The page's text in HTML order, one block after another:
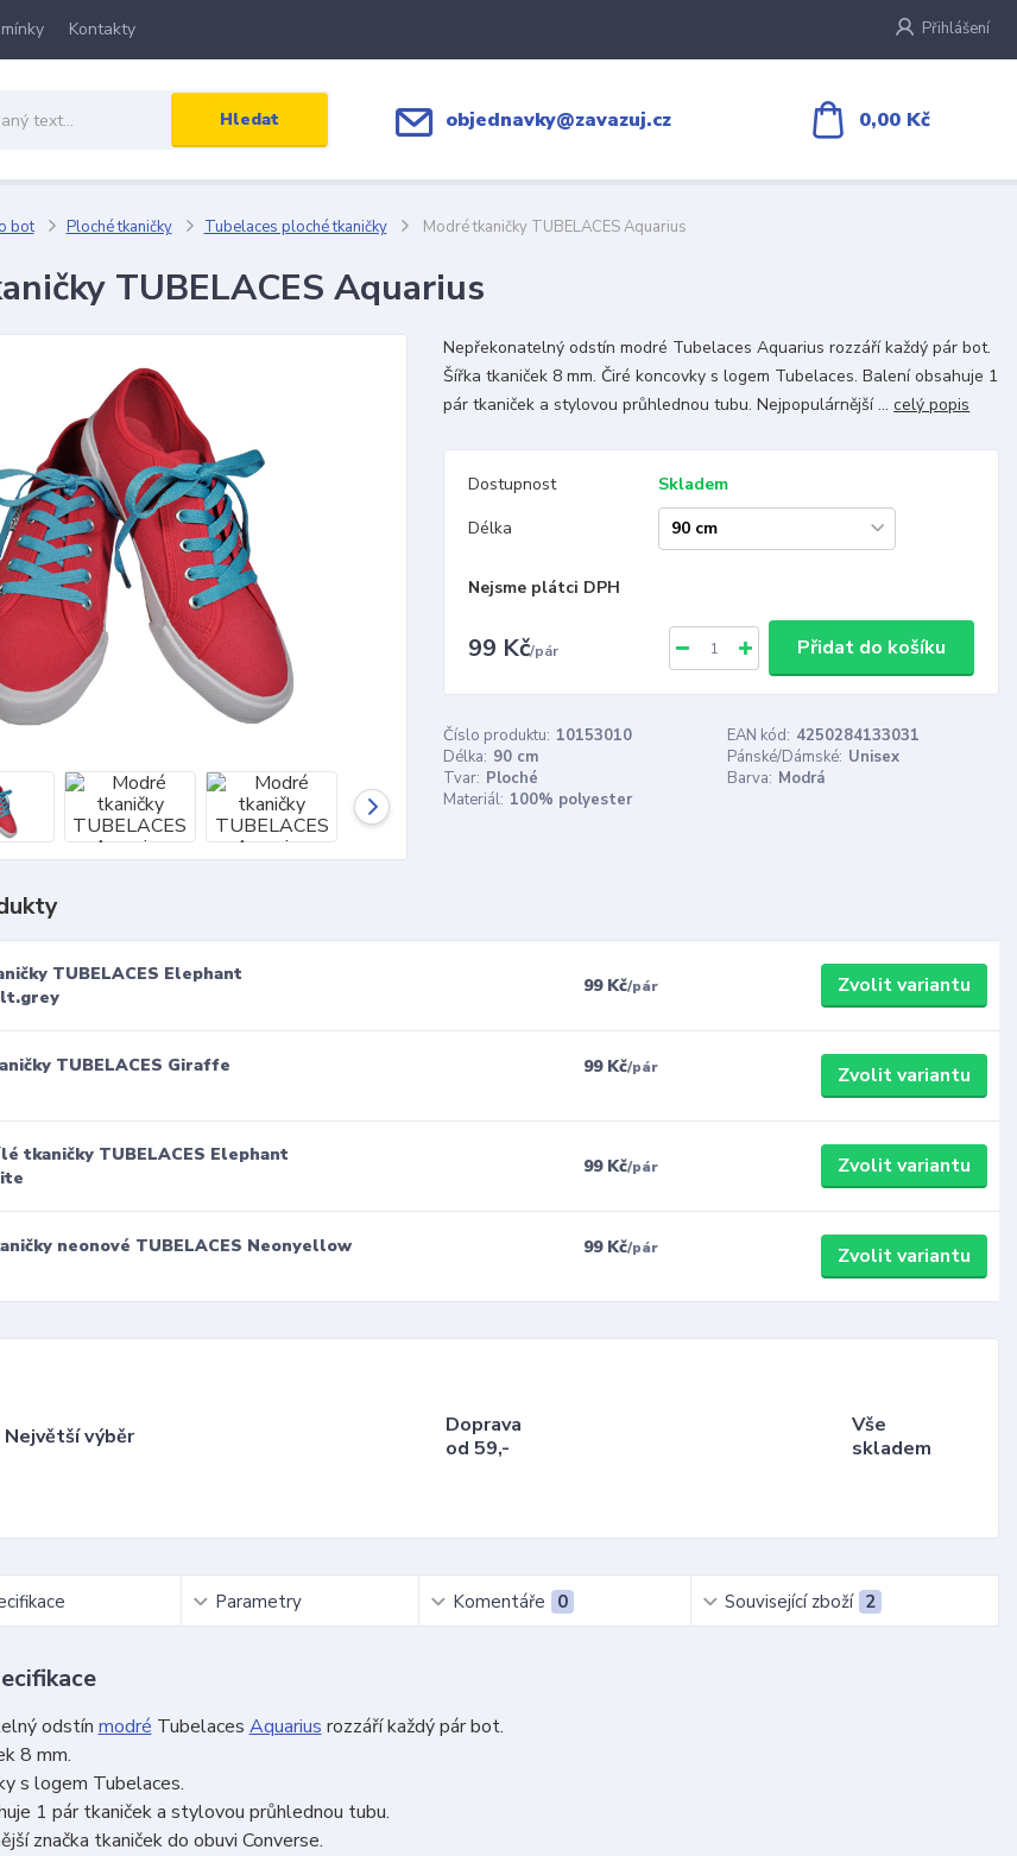
Kontakty Přihlášení
Hledat objednavky@zavazuj.cz 0,00 Kč
bot Ploché tkaničky Tubelaces ploché tkaničky Modré tkaničky TUBELACES Aquarius
TUBELACES Aquarius
Nepřekonatelný odstín modré Tubelaces Aquarius rozzáří každý pár bot.
Šířka tkaniček 8 mm. Čiré koncovky s logem Tubelaces. Balení obsahuje 1
pár tkaniček a stylovou průhlednou tubu. Nejpopulárnější ...celý popis
Dostupnost
Skladem
Délka
Nejsme plátci DPH
99 Kč/pár Přidat do košíku
Číslo produktu: 10153010 EAN kód: 4250284133031
Délka: 90 cm Pánské/Dámské: Unisex
Tvar: Ploché Barva: Modrá
Materiál: 100% polyester
TUBELACES Elephant
99 Kč/pár Zvolit variantu
TUBELACES Giraffe 99 Kč/pár Zvolit variantu
tkaničky TUBELACES Elephant
99 Kč/pár Zvolit variantu
neonové TUBELACES Neonyellow 99 Kč/pár Zvolit variantu
Největší výběr
Doprava
od 59,-
Vše
skladem
Parametry Komentáře 0 Související zboží 2
odstín modré Tubelaces Aquarius rozzáří každý pár bot.
8 mm.
s logem Tubelaces.
1 pár tkaniček a stylovou průhlednou tubu.
značka tkaniček do obuvi Converse.